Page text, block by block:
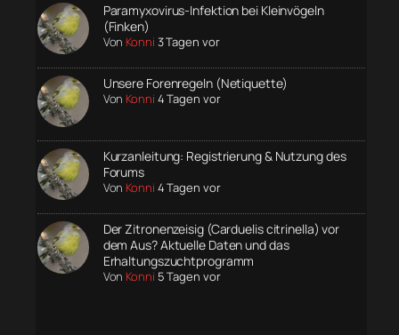
Paramyxovirus-Infektion bei Kleinvögeln
(Finken)
Von Konni 3 Tagen vor
Unsere Forenregeln (Netiquette)
Von Konni 4 Tagen vor
Kurzanleitung: Registrierung & Nutzung des
Forums
Von Konni 4 Tagen vor
Der Zitronenzeisig (Carduelis citrinella) vor
dem Aus? Aktuelle Daten und das
Erhaltungszuchtprogramm
Von Konni 5 Tagen vor